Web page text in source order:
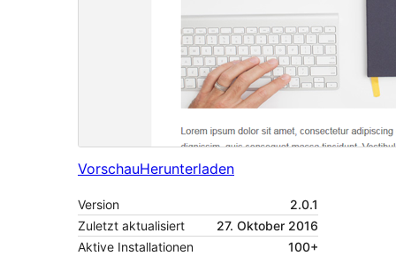
VorschauHerunterladen
Version
2.0.1
Zuletzt aktualisiert
27. Oktober 2016
Aktive Installationen
100+